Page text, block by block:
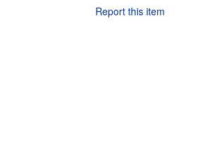
Report this item